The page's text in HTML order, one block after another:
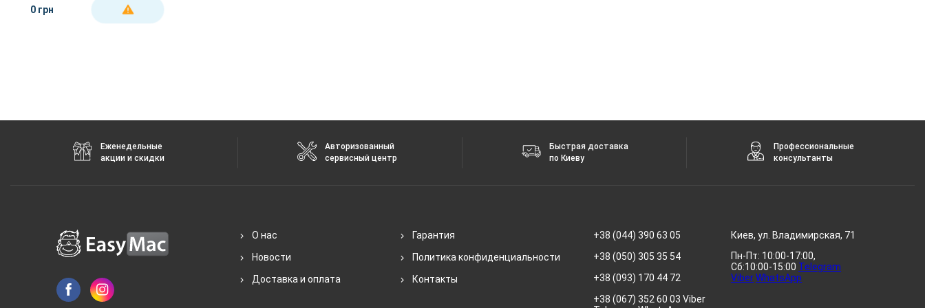
0 грн ДЕТАЛЬНЕЕ
Еженедельные
акции и скидки
Авторизованный
сервисный центр
Быстрая доставка
по Киеву
Профессиональные
консультанты
О нас
Новости
Доставка и оплата
Гарантия
Политика конфиденциальности
Контакты
+38 (044) 390 63 05
+38 (050) 305 35 54
+38 (093) 170 44 72
+38 (067) 352 60 03 Viber
Киев, ул. Владимирская, 71
Пн-Пт: 10:00-17:00,
Сб:10:00-15:00 Telegram
ViberWhatsApp